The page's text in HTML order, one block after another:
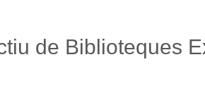
de Biblioteques